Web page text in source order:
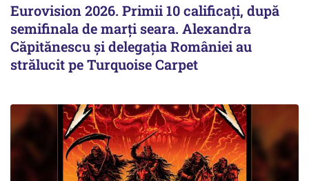
Eurovision 2026. Primii 10 calificați, după
semifinala de marți seara. Alexandra
Căpitănescu şi delegaţia României au
strălucit pe Turquoise Carpet